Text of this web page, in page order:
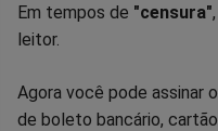
Em tempos de "censura"
leitor.
Agora você pode assinar
de boleto bancário,